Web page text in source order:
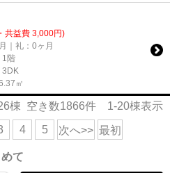
共益費 3,000円)
｜礼：0ヶ月
1階
3DK
㎡
棟 空き数1866件 1-20棟表示
4 5 次へ>> 最初
て